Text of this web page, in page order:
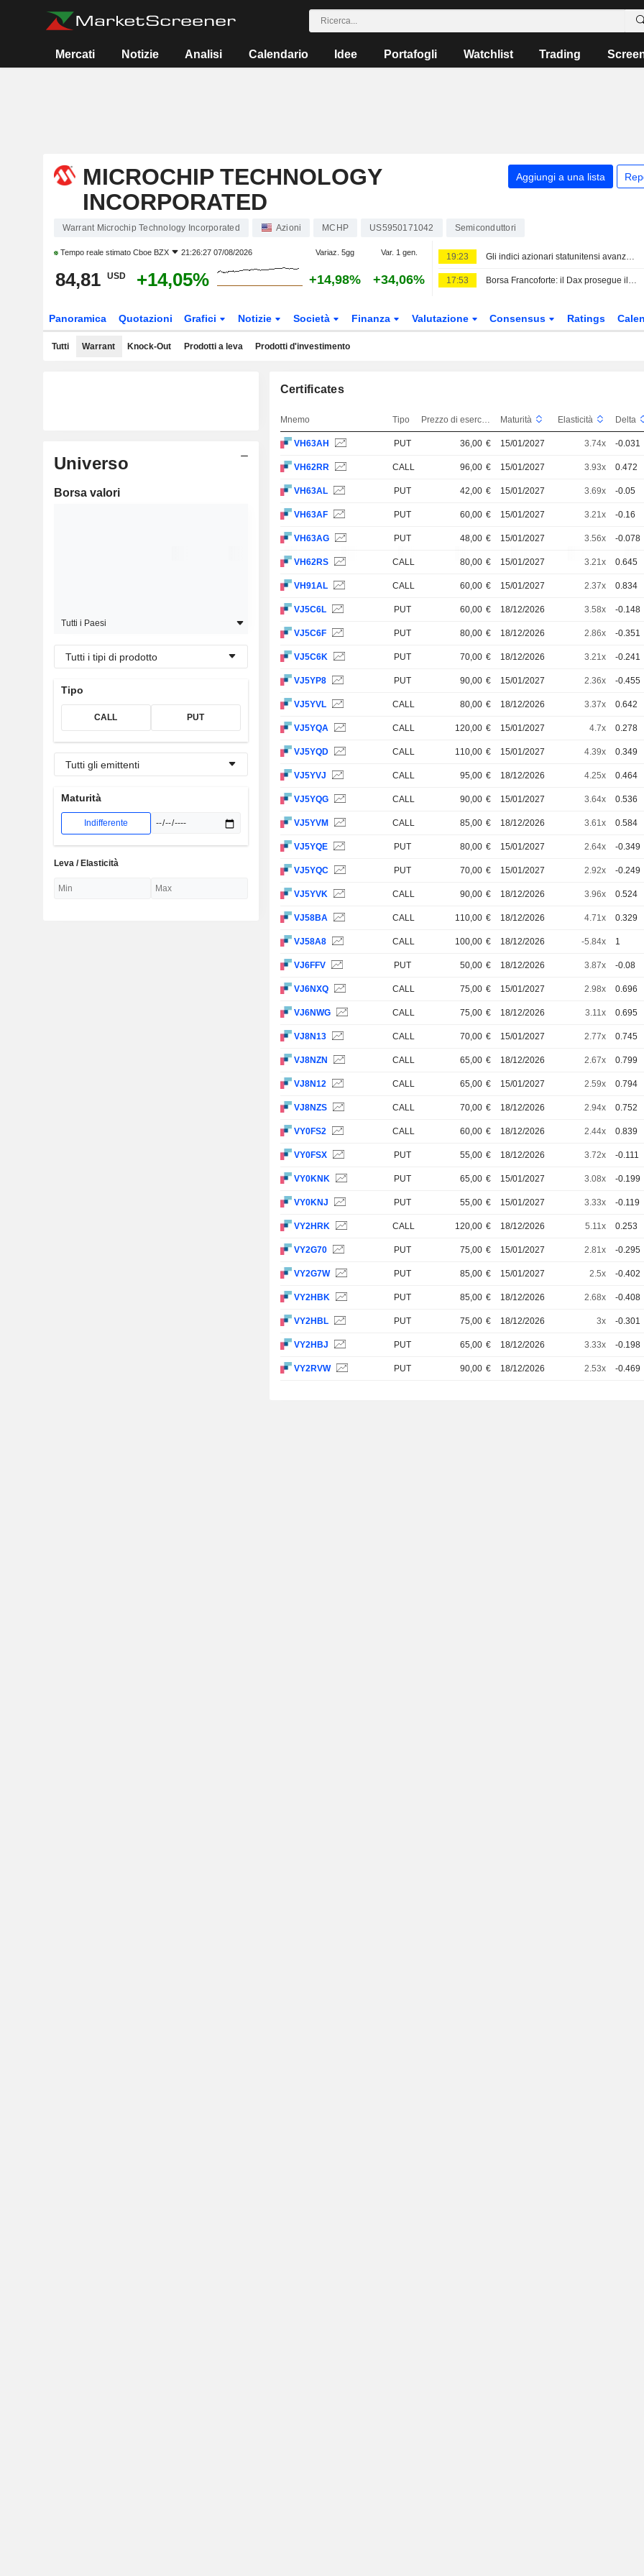
Mercati Notizie Analisi Calendario Idee Portafogli Watchlist Trading
MICROCHIP TECHNOLOGY
INCORPORATED
Aggiungi a una lista
Warrant Microchip Technology Incorporated Azioni MCHP US5950171042 Semiconduttori
Tempo reale stimato Cboe BZX 21:26:27 07/08/2026 Variaz. 5gg Var. 1 gen.
84,81 USD +14,05% +14,98% +34,06%
19:23 Gli indici azionari statunitensi avanzano mentre crescono le scommesse su una pausa della Fed dopo il calo inatteso dei Nonfarm Payrolls
17:53 Borsa Francoforte: il Dax prosegue il rally record dopo i dati sull'occupazione negli Stati Uniti
Panoramica Quotazioni Grafici Notizie Società Finanza Valutazione Consensus Ratings
Tutti Warrant Knock-Out Prodotti a leva Prodotti d'investimento
Universo
Borsa valori
Tutti i Paesi
Tutti i tipi di prodotto
Tipo
CALL PUT
Tutti gli emittenti
Maturità
Indifferente
Leva / Elasticità
Certificates
Mnemo Tipo Prezzo di esercizio Maturità Elasticità Delta
VH63AH PUT 36,00 € 15/01/2027 3.74x -0.031
VH62RR CALL 96,00 € 15/01/2027 3.93x 0.472
VH63AL PUT 42,00 € 15/01/2027 3.69x -0.05
VH63AF PUT 60,00 € 15/01/2027 3.21x -0.16
VH63AG PUT 48,00 € 15/01/2027 3.56x -0.078
VH62RS CALL 80,00 € 15/01/2027 3.21x 0.645
VH91AL CALL 60,00 € 15/01/2027 2.37x 0.834
VJ5C6L PUT 60,00 € 18/12/2026 3.58x -0.148
VJ5C6F PUT 80,00 € 18/12/2026 2.86x -0.351
VJ5C6K PUT 70,00 € 18/12/2026 3.21x -0.241
VJ5YP8 PUT 90,00 € 15/01/2027 2.36x -0.455
VJ5YVL CALL 80,00 € 18/12/2026 3.37x 0.642
VJ5YQA CALL 120,00 € 15/01/2027 4.7x 0.278
VJ5YQD CALL 110,00 € 15/01/2027 4.39x 0.349
VJ5YVJ CALL 95,00 € 18/12/2026 4.25x 0.464
VJ5YQG CALL 90,00 € 15/01/2027 3.64x 0.536
VJ5YVM CALL 85,00 € 18/12/2026 3.61x 0.584
VJ5YQE PUT 80,00 € 15/01/2027 2.64x -0.349
VJ5YQC PUT 70,00 € 15/01/2027 2.92x -0.249
VJ5YVK CALL 90,00 € 18/12/2026 3.96x 0.524
VJ58BA CALL 110,00 € 18/12/2026 4.71x 0.329
VJ58A8 CALL 100,00 € 18/12/2026 -5.84x 1
VJ6FFV PUT 50,00 € 18/12/2026 3.87x -0.08
VJ6NXQ CALL 75,00 € 15/01/2027 2.98x 0.696
VJ6NWG CALL 75,00 € 18/12/2026 3.11x 0.695
VJ8N13 CALL 70,00 € 15/01/2027 2.77x 0.745
VJ8NZN CALL 65,00 € 18/12/2026 2.67x 0.799
VJ8N12 CALL 65,00 € 15/01/2027 2.59x 0.794
VJ8NZS CALL 70,00 € 18/12/2026 2.94x 0.752
VY0FS2 CALL 60,00 € 18/12/2026 2.44x 0.839
VY0FSX PUT 55,00 € 18/12/2026 3.72x -0.111
VY0KNK PUT 65,00 € 15/01/2027 3.08x -0.199
VY0KNJ PUT 55,00 € 15/01/2027 3.33x -0.119
VY2HRK CALL 120,00 € 18/12/2026 5.11x 0.253
VY2G70 PUT 75,00 € 15/01/2027 2.81x -0.295
VY2G7W PUT 85,00 € 15/01/2027 2.5x -0.402
VY2HBK PUT 85,00 € 18/12/2026 2.68x -0.408
VY2HBL PUT 75,00 € 18/12/2026 3x -0.301
VY2HBJ PUT 65,00 € 18/12/2026 3.33x -0.198
VY2RVW PUT 90,00 € 18/12/2026 2.53x -0.469